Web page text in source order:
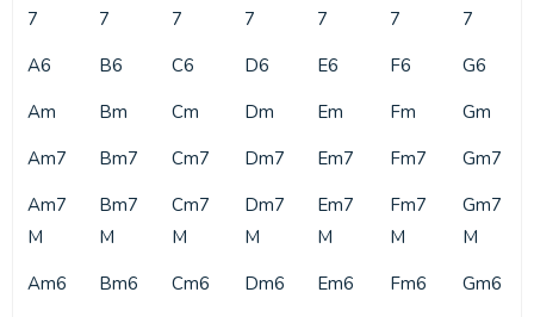
7
7
7
7
7
7
7
A6
B6 C6 D6 E6 F6
G6
Am
Bm Cm Dm Em Fm
Gm
Am7
Bm7 Cm7 Dm7 Em7 Fm7
Gm7
Am7
M
Bm7
M
Cm7
M
Dm7
M
Em7
M
Fm7
M
Gm7
M
Am6
Bm6 Cm6 Dm6 Em6 Fm6
Gm6